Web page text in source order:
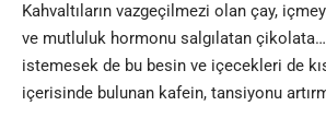
Kahvaltıların vazgeçilmezi olan çay,
ve mutluluk hormonu salgılatan
istemesek de bu besin ve içecekleri de
içerisinde bulunan kafein, tansiyonu